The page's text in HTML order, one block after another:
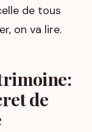
de tous
on va lire.
de